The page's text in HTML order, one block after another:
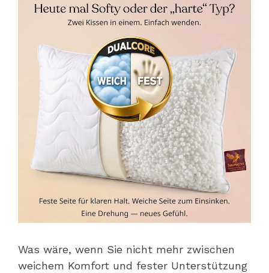
Was wäre, wenn Sie nicht mehr zwischen
weichem Komfort und fester Unterstützung